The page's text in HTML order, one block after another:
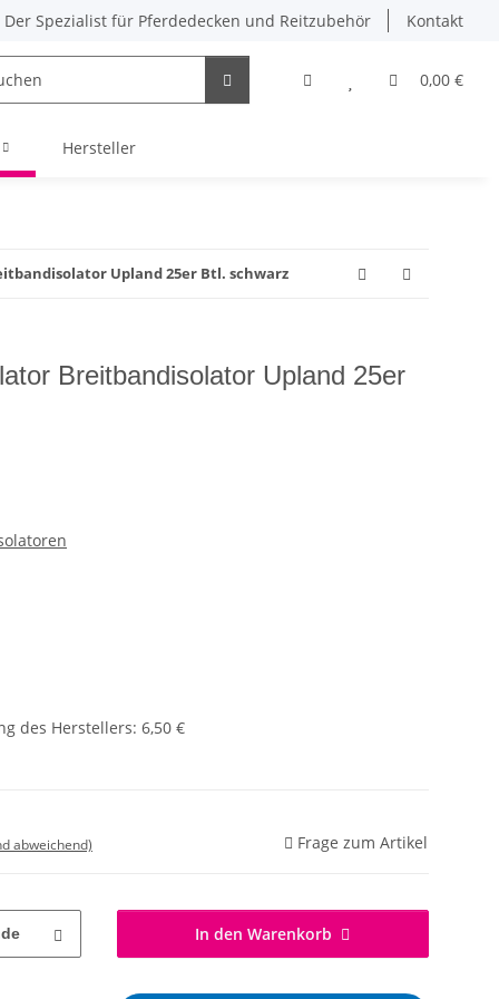
Der Spezialist für Pferdedecken und Reitzubehör Kontakt
0,00 €
Hersteller
Upland 25er Btl. schwarz
Breitbandisolator Upland 25er
des Herstellers: 6,50 €
abweichend) Frage zum Artikel
In den Warenkorb